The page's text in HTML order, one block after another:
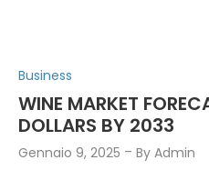
P
o
s
t
Business
WINE MARKET
DOLLARS BY 2033
Gennaio 9, 2025 ByAdmin